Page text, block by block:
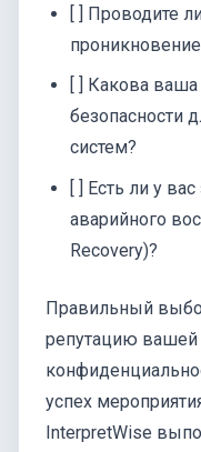
[ ] Проводите
[ ] Какова
безопасности
систем?
[ ] Есть ли у
аварийного
Recovery)?
Правильный
репутацию вашей
успех
InterpretWise